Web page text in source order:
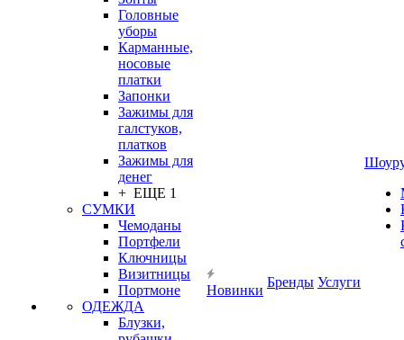
Головные
уборы
Карманные,
носовые
платки
Запонки
Зажимы для
галстуков,
платков
Зажимы для
денег
+ ЕЩЕ 1
СУМКИ
Чемоданы
Портфели
Ключницы
Визитницы
Портмоне
ОДЕЖДА
Блузки,
Новинки
Бренды Услуги